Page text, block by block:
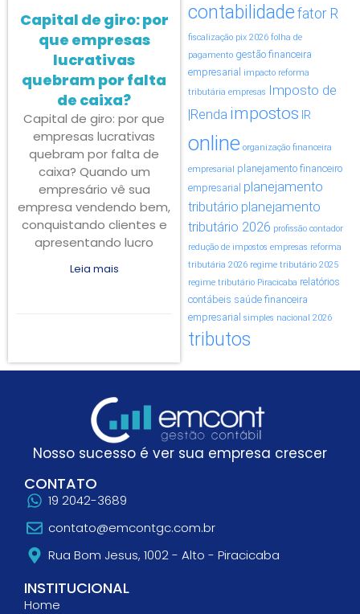
Capital de giro: por
que empresas
lucrativas
quebram por falta
de caixa?
Capital de giro: por que
empresas lucrativas
quebram por falta de
caixa? Quando um
empresário vê sua
empresa vendendo bem,
conquistando clientes e
apresentando lucro
Leia mais
contabilidade fator R
fiscalização pix 2026 folha de
pagamento gestão financeira
empresarial
impacto reforma
tributária empresas Imposto de
|Renda impostos IR
online organização financeira
empresarial planejamento financeiro
empresarial planejamento
tributário planejamento
tributário 2026 profissão contador
redução de impostos empresas reforma
tributária 2026 regime tributário 2025
regime tributário Piracicaba relatórios
contábeis saúde financeira
empresarial simples nacional 2026
tributos
Nosso sucesso é ver sua empresa crescer
CONTATO
19 2042-3689
contato@emcontgc.com.br
Rua Bom Jesus, 1002 - Alto - Piracicaba
INSTITUCIONAL
Home